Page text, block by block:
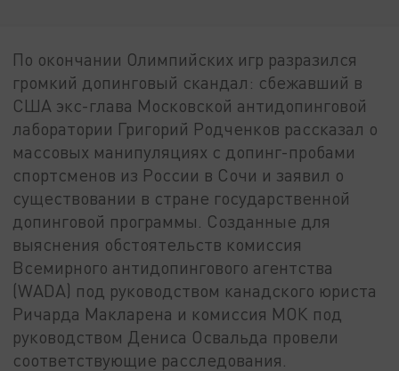
По окончании Олимпийских игр разразился
громкий допинговый скандал: сбежавший в
США экс-глава Московской антидопинговой
лаборатории Григорий Родченков рассказал о
массовых манипуляциях с допинг-пробами
спортсменов из России в Сочи и заявил о
существовании в стране государственной
допинговой программы. Созданные для
выяснения обстоятельств комиссия
Всемирного антидопингового агентства
(WADA) под руководством канадского юриста
Ричарда Макларена и комиссия МОК под
руководством Дениса Освальда провели
соответствующие расследования.